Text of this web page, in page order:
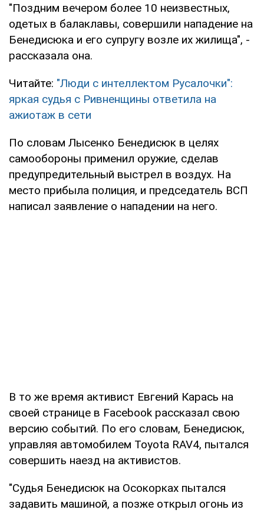
"Поздним вечером более 10 неизвестных,
одетых в балаклавы, совершили нападение на
Бенедисюка и его супругу возле их жилища", -
рассказала она.
Читайте: "Люди с интеллектом Русалочки":
яркая судья с Ривненщины ответила на
ажиотаж в сети
По словам Лысенко Бенедисюк в целях
самообороны применил оружие, сделав
предупредительный выстрел в воздух. На
место прибыла полиция, и председатель ВСП
написал заявление о нападении на него.
В то же время активист Евгений Карась на
своей странице в Facebook рассказал свою
версию событий. По его словам, Бенедисюк,
управляя автомобилем Toyota RAV4, пытался
совершить наезд на активистов.
"Судья Бенедисюк на Осокорках пытался
задавить машиной, а позже открыл огонь из